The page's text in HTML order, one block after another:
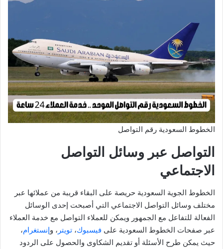
الخطوط السعودية رقم التواصل
التواصل عبر وسائل التواصل
الاجتماعي
الخطوط الجوية السعودية حريصة على البقاء قريبة من عملائها عبر
مختلف وسائل التواصل الاجتماعي التي أصبحت إحدى الوسائل
الفعالة للتفاعل مع الجمهور ويمكن للعملاء التواصل مع خدمة العملاء
عبر صفحات الخطوط السعودية على فيسبوك، تويتر ، وإنستغرام،
حيث يمكن طرح الأسئلة أو تقديم الشكاوى والحصول على الردود